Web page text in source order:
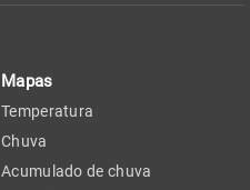
Mapas
Temperatura
Chuva
Acumulado de chuva